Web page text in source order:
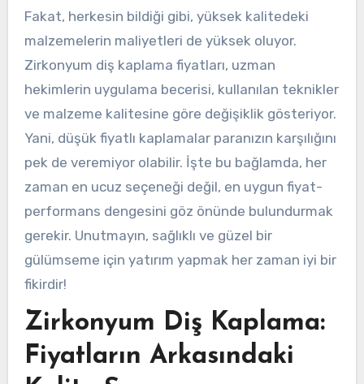
Fakat, herkesin bildiği gibi, yüksek kalitedeki
malzemelerin maliyetleri de yüksek oluyor.
Zirkonyum diş kaplama fiyatları, uzman
hekimlerin uygulama becerisi, kullanılan teknikler
ve malzeme kalitesine göre değişiklik gösteriyor.
Yani, düşük fiyatlı kaplamalar paranızın karşılığını
pek de veremiyor olabilir. İşte bu bağlamda, her
zaman en ucuz seçeneği değil, en uygun fiyat-
performans dengesini göz önünde bulundurmak
gerekir. Unutmayın, sağlıklı ve güzel bir
gülümseme için yatırım yapmak her zaman iyi bir
fikirdir!
Zirkonyum Diş Kaplama:
Fiyatların Arkasındaki